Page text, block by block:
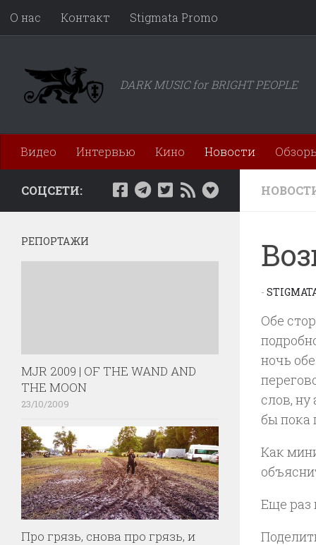
Перейти к содержимому
О нас Контакт Stigmata Promo
DARK MUSIC for BRIGHT PEOPLE
Видео Интервью Кино Новости
-
Обе
ночь
слов,
бы пока
Как
Еще раз
СОЦСЕТИ:
РЕПОРТАЖИ
MJR 2009 | OF THE WAND AND
THE MOON
23/10/2009
Про грязь, снова про грязь, и